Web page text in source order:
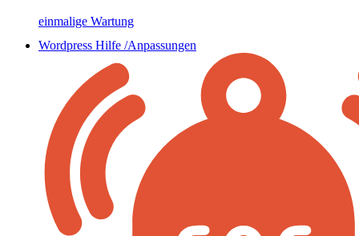
einmalige Wartung
Wordpress Hilfe /Anpassungen